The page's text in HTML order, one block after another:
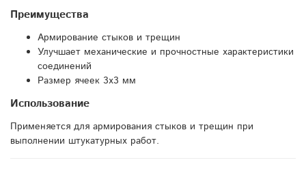
Преимущества
Армирование стыков и трещин
Улучшает механические и прочностные характеристики
соединений
Размер ячеек 3х3 мм
Использование
Применяется для армирования стыков и трещин при
выполнении штукатурных работ.